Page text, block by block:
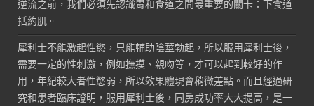
逆流之前，我們必須先認識胃和食道之間最重要的關卡：下食道
括約肌。
犀利士不能激起性慾，只能輔助陰莖勃起，所以服用犀利士後，
需要一定的性刺激，例如撫摸、親吻等，才可以起到較好的作
用，年紀較大者性慾弱，所以效果體現會稍微差點。而且經過研
究和患者臨床證明，服用犀利士後，同房成功率大大提高，是一